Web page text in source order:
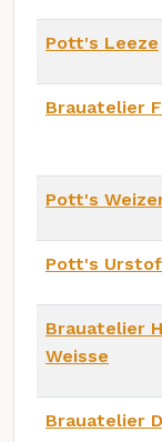
Pott's Leeze
Brauatelier
Pott's
Pott's
Brauatelier
Weisse
Brauatelier